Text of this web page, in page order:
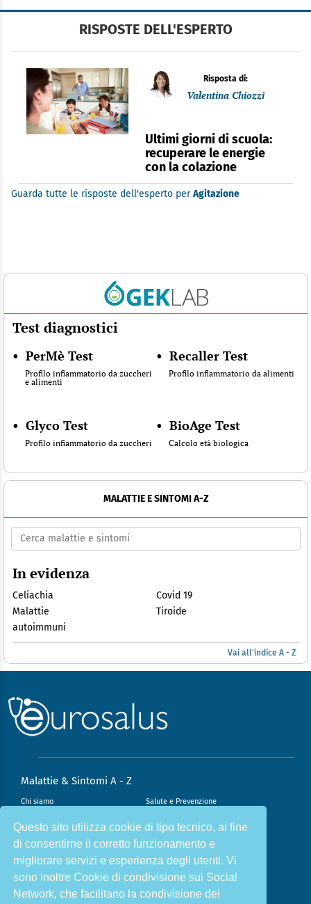
Questo sito utilizza cookie di tipo tecnico, al fine
di consentirne il corretto funzionamento e
migliorare servizi e esperienza degli utenti. Vi
sono inoltre Cookie di condivisione sui Social
Network, che facilitano la condivisione dei
RISPOSTE DELL'ESPERTO
Risposta di:
Valentina Chiozzi
Ultimi giorni di scuola:
recuperare le energie
con la colazione
Guarda tutte le risposte dell'esperto perAgitazione
Test diagnostici
• PerMè Test
Profilo infiammatorio da zuccheri
e alimenti
• Recaller Test
Profilo infiammatorio da alimenti
• Glyco Test
Profilo infiammatorio da zuccheri
• BioAge Test
Calcolo età biologica
MALATTIE E SINTOMI A-Z
In evidenza
Celiachia
Covid 19
Malattie
autoimmuni
Tiroide
Vai all'indice A - Z
Malattie & Sintomi A - Z
Chi siamo Salute e Prevenzione
Infiammazione e Allergia Direzione scientifica
Nutrizione e Stili di vita Sport e Benessere
Cookie Policy L’angolo del dottore